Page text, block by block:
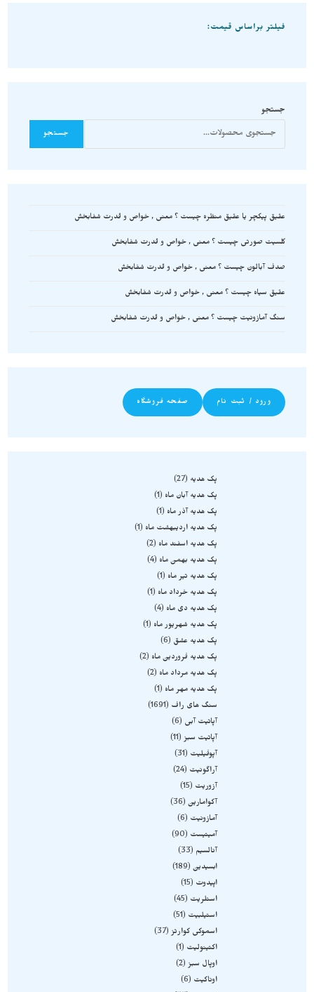
فیلتر براساس قیمت:
جستجو
جستجو
عقیق پیکچر یا عقیق منظره چیست ؟ معنی , خواص و قدرت شفابخش
کلسیت صورتی چیست ؟ معنی , خواص و قدرت شفابخش
صدف آبالون چیست ؟ معنی , خواص و قدرت شفابخش
عقیق سیاه چیست ؟ معنی , خواص و قدرت شفابخش
سنگ آمازونیت چیست ؟ معنی , خواص و قدرت شفابخش
ورود / ثبت نام صفحه فروشگاه
پک هدیه
27
پک هدیه آبان ماه
1
پک هدیه آذر ماه
1
پک هدیه اردیبهشت ماه
1
پک هدیه اسفند ماه
2
پک هدیه بهمن ماه
4
پک هدیه تیر ماه
1
پک هدیه خرداد ماه
1
پک هدیه دی ماه
4
پک هدیه شهریور ماه
1
پک هدیه عشق
6
پک هدیه فروردین ماه
2
پک هدیه مرداد ماه
2
پک هدیه مهر ماه
1
سنگ های راف
1691
آپاتیت آبی
6
آپاتیت سبز 11
آپوفیلیت
31
آراگونیت
24
آزوریت
15
آکوامارین 36
آمازونیت
6
آمیتیست
90
آنالسیم
33
ابسیدین 189
اپیدوت
15
استلریت
45
استیلبیت
51
اسموکی کوارتز 37
اکتینولیت
1
اوپال سبز 2
اوناکیت
6